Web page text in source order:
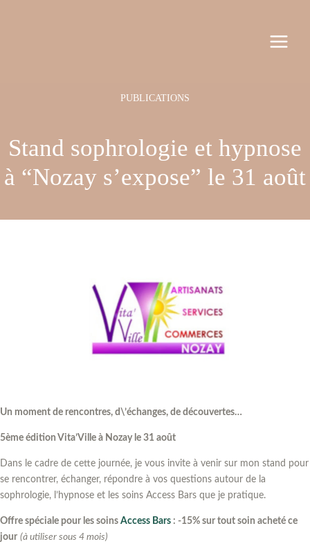
Stand sophrologie et hypnose
à “Nozay s’expose” le 31 août
Un moment de rencontres, d\’échanges, de découvertes…
5ème édition Vita’Ville à Nozay le 31 août
Dans le cadre de cette journée, je vous invite à venir sur mon stand pour
se rencontrer, échanger, répondre à vos questions autour de la
sophrologie, l’hypnose et les soins Access Bars que je pratique.
Offre spéciale pour les soins Access Bars : -15% sur tout soin acheté ce
jour (à utiliser sous 4 mois)